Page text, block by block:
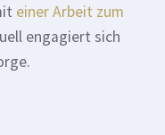
einer Arbeit zum
engagiert sich